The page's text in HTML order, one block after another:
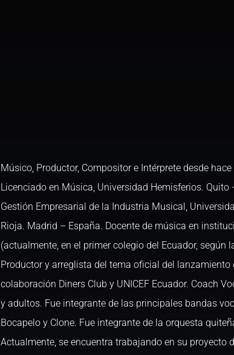
Músico, Productor, Compositor e Intérprete desde
Licenciado en Música, Universidad Hemisferios. Quito
Gestión Empresarial de la Industria Musical,
Rioja. Madrid – España. Docente de música en
(actualmente, en el primer colegio del Ecuador, según
Productor y arreglista del tema oficial del lanzamiento
colaboración Diners Club y UNICEF Ecuador. Coach
y adultos. Fue integrante de las principales bandas
Bocapelo y Clone. Fue integrante de la orquesta
Actualmente, se encuentra trabajando en su proyecto